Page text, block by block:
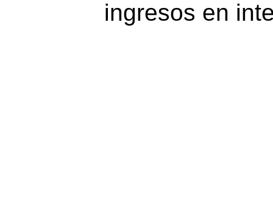
ingresos en